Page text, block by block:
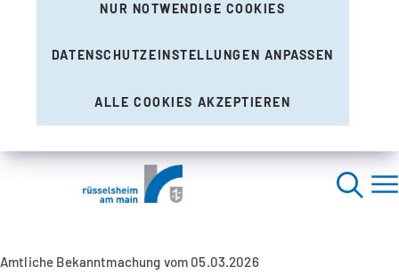
NUR NOTWENDIGE COOKIES
DATENSCHUTZEINSTELLUNGEN ANPASSEN
ALLE COOKIES AKZEPTIEREN
Amtliche Bekanntmachung vom 05.03.2026